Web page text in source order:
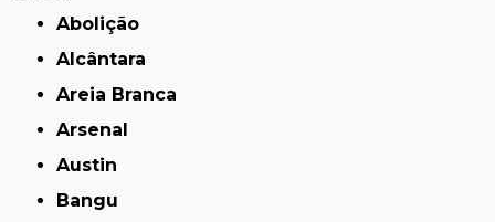
Abolição
Alcântara
Areia Branca
Arsenal
Austin
Bangu